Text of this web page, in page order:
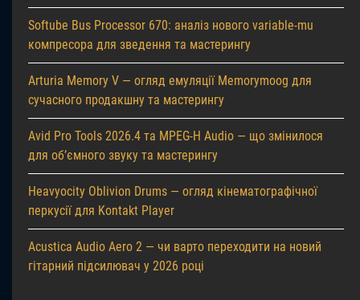
Softube Bus Processor 670: аналіз нового variable-mu
компресора для зведення та мастерингу
Arturia Memory V — огляд емуляції Memorymoog для
сучасного продакшну та мастерингу
Avid Pro Tools 2026.4 та MPEG-H Audio — що змінилося
для об’ємного звуку та мастерингу
Heavyocity Oblivion Drums — огляд кінематографічної
перкусії для Kontakt Player
Acustica Audio Aero 2 — чи варто переходити на новий
гітарний підсилювач у 2026 році